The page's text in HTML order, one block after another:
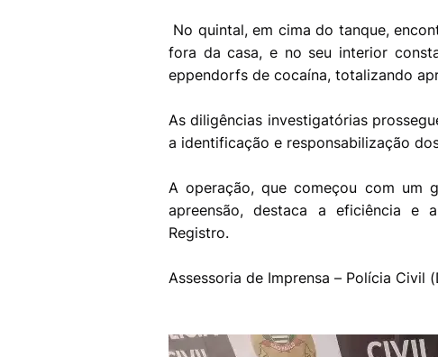
No quintal, em cima do tanque,
fora da casa, e no seu interior
eppendorfs de cocaína, totalizando
As diligências investigatórias
a identificação e responsabilização
A operação, que começou com um
apreensão, destaca a eficiência e
Registro.
Assessoria de Imprensa – Polícia Civil